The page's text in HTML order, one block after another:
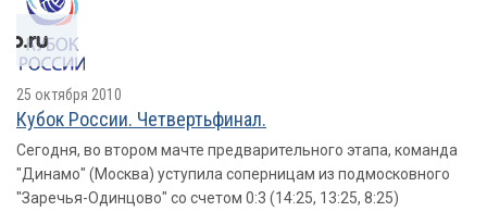
25 октября 2010
Кубок России. Четвертьфинал.
Сегодня, во втором мачте предварительного этапа, команда
"Динамо" (Москва) уступила соперницам из подмосковного
"Заречья-Одинцово" со счетом 0:3 (14:25, 13:25, 8:25)